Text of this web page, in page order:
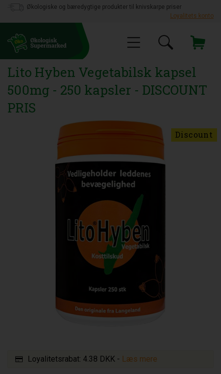
Økologiske og bæredygtige produkter til knivskarpe priser
Loyalitets konto
Lito Hyben Vegetabilsk kapsel
500mg - 250 kapsler - DISCOUNT
PRIS
Discount
Loyalitetsrabat: 4.38 DKK - Læs mere